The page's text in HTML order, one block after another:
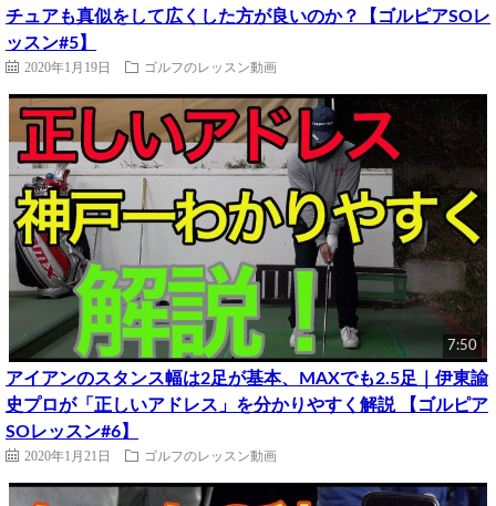
チュアも真似をして広くした方が良いのか？【ゴルピアSOレ
ッスン#5】
2020年1月19日 ゴルフのレッスン動画
7:50
アイアンのスタンス幅は2足が基本、MAXでも2.5足｜伊東諭
史プロが「正しいアドレス」を分かりやすく解説 【ゴルピア
SOレッスン#6】
2020年1月21日 ゴルフのレッスン動画